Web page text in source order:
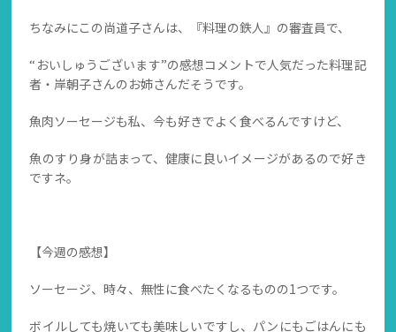
ちなみにこの尚道子さんは、『料理の鉄人』の審査員で、
“おいしゅうございます”の感想コメントで人気だった料理記
者・岸朝子さんのお姉さんだそうです。
魚肉ソーセージも私、今も好きでよく食べるんですけど、
魚のすり身が詰まって、健康に良いイメージがあるので好き
ですネ。
【今週の感想】
ソーセージ、時々、無性に食べたくなるものの1つです。
ボイルしても焼いても美味しいですし、パンにもごはんにも